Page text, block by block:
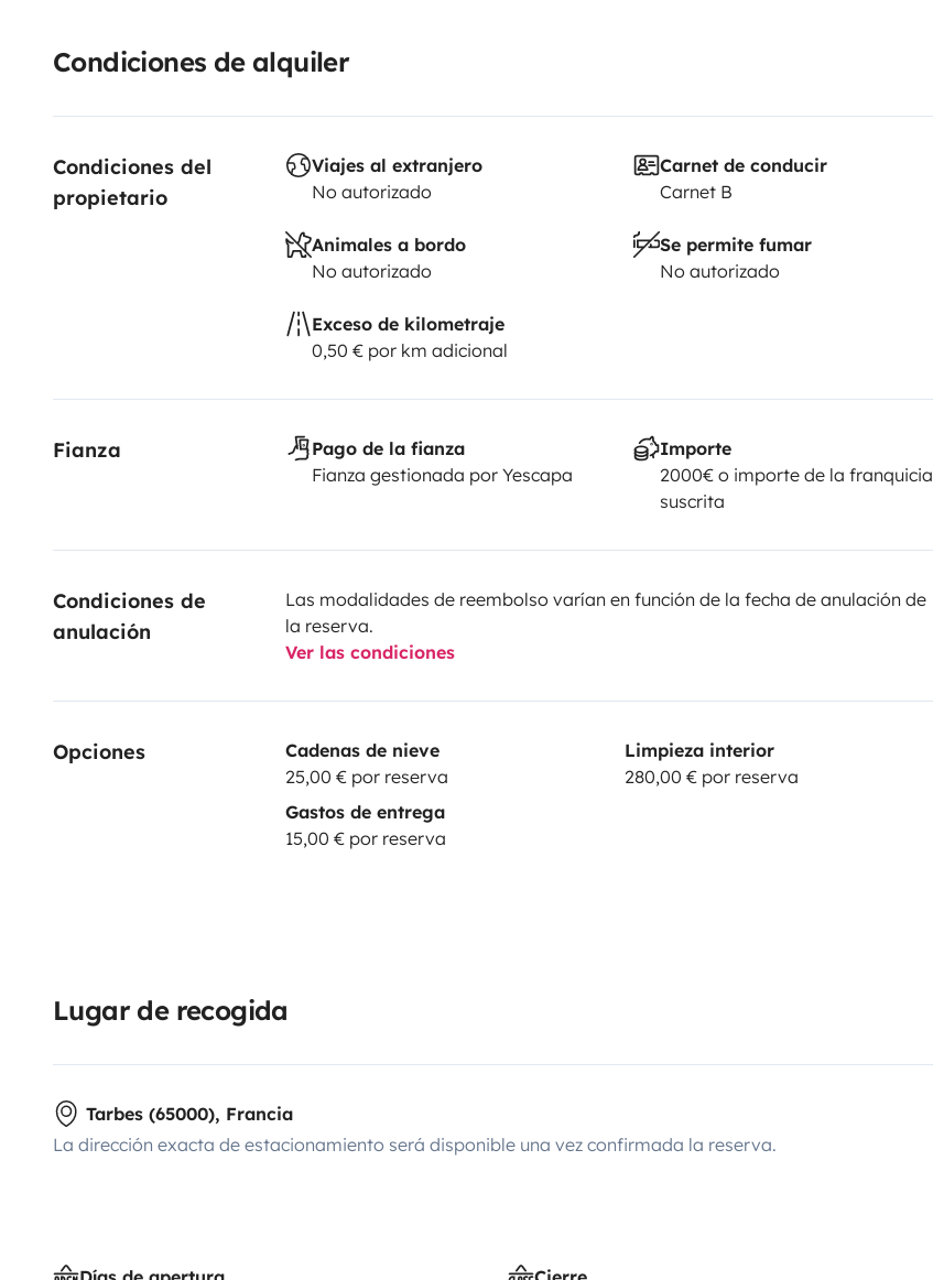
Condiciones de alquiler
Condiciones del
propietario
Viajes al extranjero
No autorizado
Carnet de conducir
Carnet B
Animales a bordo
No autorizado
Se permite fumar
No autorizado
Exceso de kilometraje
0,50 € por km adicional
Fianza
Pago de la fianza
Fianza gestionada por Yescapa
Importe
2000€ o importe de la franquicia
suscrita
Condiciones de
anulación
Las modalidades de reembolso varían en función de la fecha de anulación de
la reserva.
Ver las condiciones
Opciones
Cadenas de nieve
25,00 € por reserva
Limpieza interior
280,00 € por reserva
Gastos de entrega
15,00 € por reserva
Lugar de recogida
Tarbes (65000), Francia
La dirección exacta de estacionamiento será disponible una vez confirmada la reserva.